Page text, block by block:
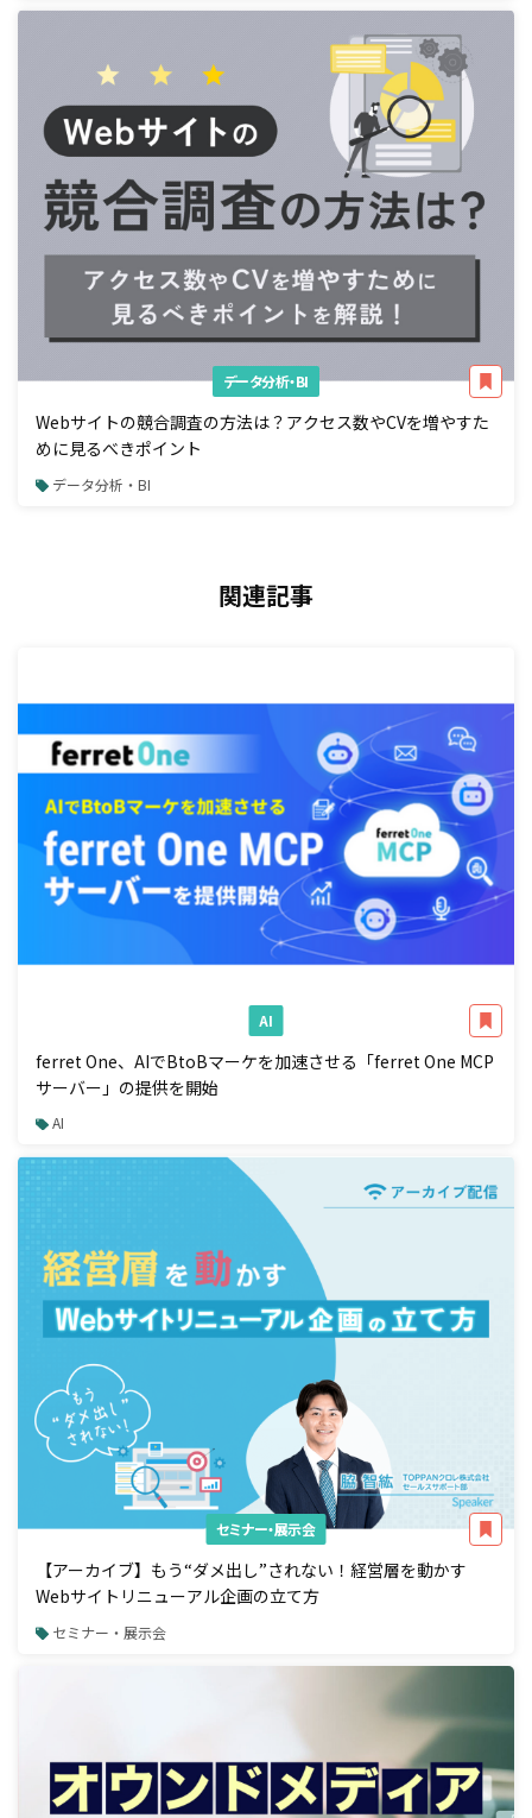
データ分析・BI
Webサイトの競合調査の方法は？アクセス数やCVを増やすた
めに見るべきポイント
データ分析・BI
関連記事
AI
ferret One、AIでBtoBマーケを加速させる「ferret One MCP
サーバー」の提供を開始
AI
セミナー・展示会
【アーカイブ】もう“ダメ出し”されない！経営層を動かす
Webサイトリニューアル企画の立て方
セミナー・展示会